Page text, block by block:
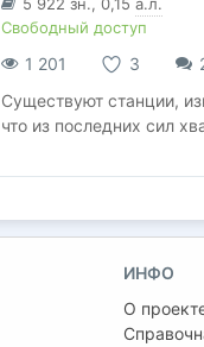
Свободный доступ
1 201 3
Существуют станции,
что из последних сил
ИНФО
О